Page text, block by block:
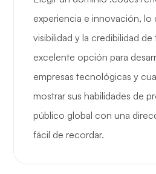
experiencia e innovación, lo
visibilidad y la credibilidad de
excelente opción para
empresas tecnológicas y
mostrar sus habilidades de
público global con una
fácil de recordar.